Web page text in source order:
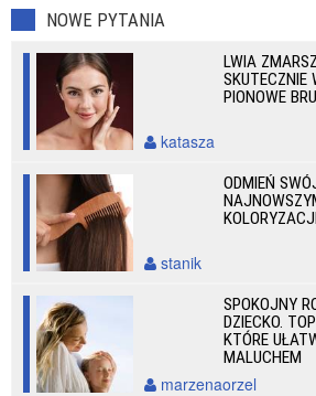
NOWE PYTANIA
LWIA
SKUTECZNIE
PIONOWE
katasza
ODMIEŃ
KOLORYZACJI
stanik
SPOKOJNY
DZIECKO.
KTÓRE
MALUCHEM
marzenaorzel